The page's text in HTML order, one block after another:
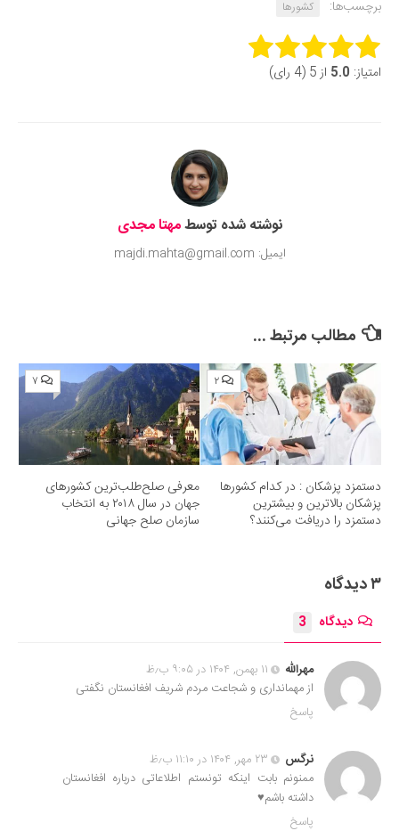
برچسب‌ها: کشورها
Rate this item:
امتیاز: 5.0 از 5 (4 رای)
نوشته شده توسطمهتا مجدی
ایمیل: majdi.mahta@gmail.com
مطالب مرتبط ...
۲
دستمزد پزشکان : در کدام کشورها
پزشکان بالاترین و بیشترین
دستمزد را دریافت می‌کنند؟
۷
معرفی صلح‌طلب‌ترین کشورهای
جهان در سال ۲۰۱۸ به انتخاب
سازمان صلح جهانی
۳ دیدگاه
دیدگاه 3
مهرالله
۱۱ بهمن, ۱۴۰۴ در ۹:۰۵ ب٫ظ
از مهمانداری و شجاعت مردم شریف افغانستان نگفتی
پاسخ
نرگس
۲۳ مهر, ۱۴۰۴ در ۱۱:۱۰ ب٫ظ
ممنونم بابت اینکه تونستم اطلاعاتی درباره افغانستان
داشته باشم♥️
پاسخ